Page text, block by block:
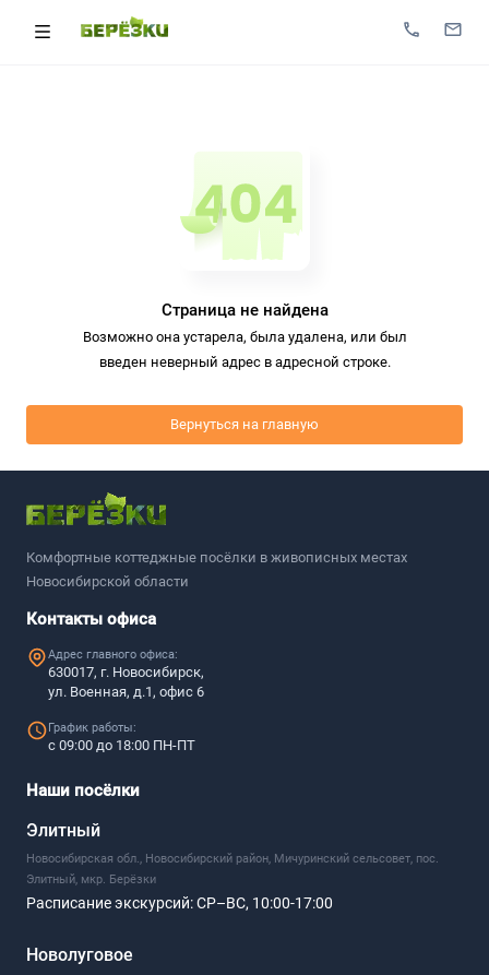
Страница не найдена
Возможно она устарела, была удалена, или был
введен неверный адрес в адресной строке.
Вернуться на главную
Комфортные коттеджные посёлки в живописных местах
Новосибирской области
Контакты офиса
Адрес главного офиса:
630017, г. Новосибирск,
ул. Военная, д.1, офис 6
График работы:
с 09:00 до 18:00 ПН-ПТ
Наши посёлки
Элитный
Новосибирская обл., Новосибирский район, Мичуринский сельсовет, пос.
Элитный, мкр. Берёзки
Расписание экскурсий:СР–ВС, 10:00-17:00
Новолуговое